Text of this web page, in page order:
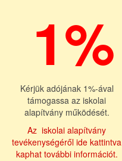
1%
Kérjük adójának 1%-ával
támogassa az iskolai
alapítvány működését.
Az iskolai alapítvány
tevékenységéről ide kattintva
kaphat további információt.